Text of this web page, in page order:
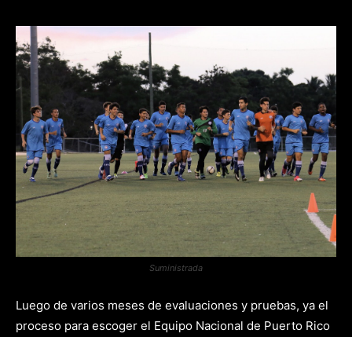
Suministrada
Luego de varios meses de evaluaciones y pruebas, ya el
proceso para escoger el Equipo Nacional de Puerto Rico